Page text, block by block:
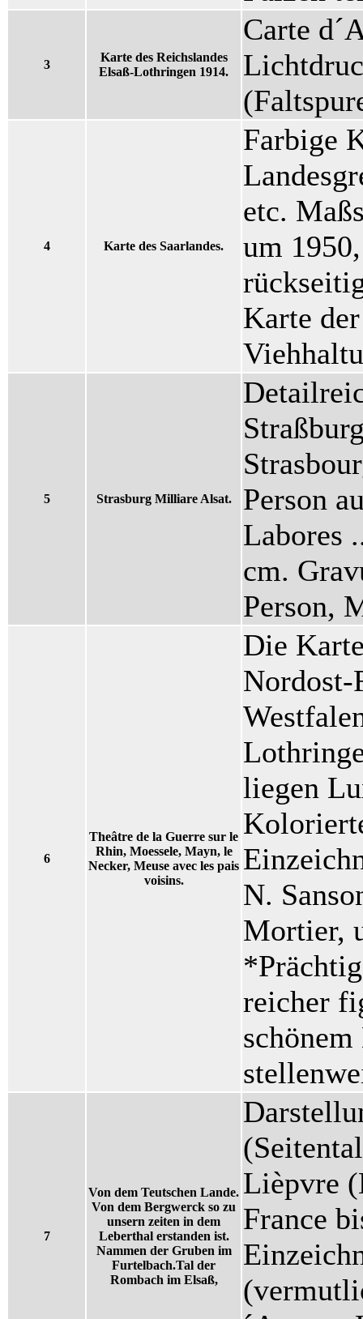
3
Karte des Reichslandes
Elsaß-Lothringen 1914.
Carte
4 Karte des Saarlandes.
Farbige
etc.
um
Karte
5 Strasburg Milliare Alsat.
Person
Labores
cm.
Person,
6
Theâtre de la Guerre sur le
Rhin, Moessele, Mayn, le
Necker, Meuse avec les pais
voisins.
Die
Nordost-
liegen
N.
Mortier,
reicher
7
Von dem Teutschen Lande.
Von dem Bergwerck so zu
unsern zeiten in dem
Leberthal erstanden ist.
Nammen der Gruben im
Furtelbach.Tal der
Rombach im Elsaß,
Lièpvre
France